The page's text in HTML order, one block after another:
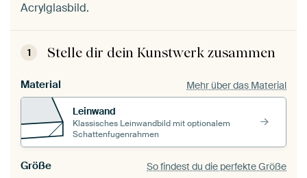
Acrylglasbild.
1 Stelle dir dein Kunstwerk zusammen
Material Mehr über das Material
Leinwand
Klassisches Leinwandbild mit optionalem
Schattenfugenrahmen
Größe So findest du die perfekte Größe